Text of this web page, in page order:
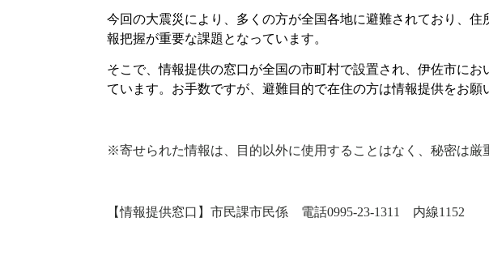
今回の大震災により、多くの方が全国各地に避難されており、
報把握が重要な課題となっています。
そこで、情報提供の窓口が全国の市町村で設置され、伊佐市に
ています。お手数ですが、避難目的で在住の方は情報提供をお願
※寄せられた情報は、目的以外に使用することはなく、秘密は厳
【情報提供窓口】市民課市民係 電話0995-23-1311 内線1152